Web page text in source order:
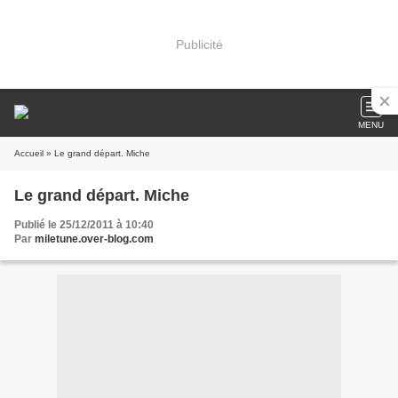
Publicité
MENU
Accueil » Le grand départ. Miche
Le grand départ. Miche
Publié le 25/12/2011 à 10:40
Par miletune.over-blog.com